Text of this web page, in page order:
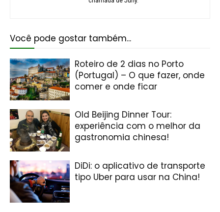
Você pode gostar também...
Roteiro de 2 dias no Porto
(Portugal) – O que fazer, onde
comer e onde ficar
Old Beijing Dinner Tour:
experiência com o melhor da
gastronomia chinesa!
DiDi: o aplicativo de transporte
tipo Uber para usar na China!